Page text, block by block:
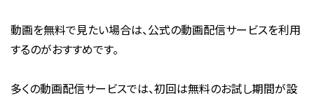
動画を無料で見たい場合は、公式の動画配信サービスを利用
するのがおすすめです。
多くの動画配信サービスでは、初回は無料のお試し期間が設